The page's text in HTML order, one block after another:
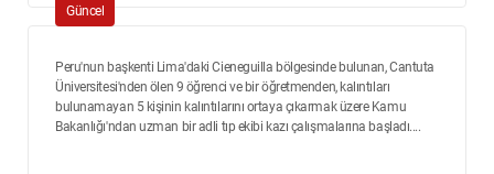
Güncel
Peru'nun başkenti Lima'daki Cieneguilla bölgesinde bulunan, Cantuta
Üniversitesi'nden ölen 9 öğrenci ve bir öğretmenden, kalıntıları
bulunamayan 5 kişinin kalıntılarını ortaya çıkarmak üzere Kamu
Bakanlığı'ndan uzman bir adli tıp ekibi kazı çalışmalarına başladı....